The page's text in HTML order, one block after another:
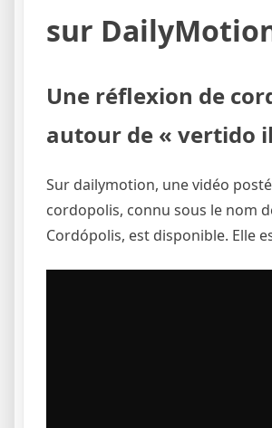
sur
Une réflexion de
autour de « vertido
Sur dailymotion, une vidéo
cordopolis, connu sous le nom
Cordópolis, est disponible. Elle